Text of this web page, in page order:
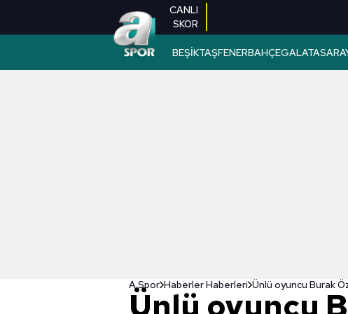
CANLI
SKOR
BEŞİKTAŞFENERBAHÇE
A Spor Haberler Haberleri Ünlü oyuncu Burak
Ünlü oyuncu